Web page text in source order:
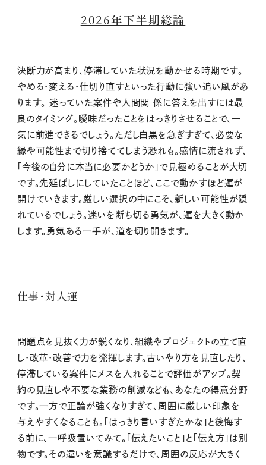
2026年下半期総論
決断力が高まり、停滞していた状況を動かせる時期です。
やめる・変える・仕切り直すといった行動に強い追い風があ
ります。 迷っていた案件や人間関 係に答えを出すには最
良のタイミング。曖昧だったことをはっきりさせることで、一
気に前進できるでしょう。ただし白黒を急ぎすぎて、必要な
縁や可能性まで切り捨ててしまう恐れも。感情に流されず、
「今後の自分に本当に必要かどうか」で見極めることが大切
です。先延ばしにしていたことほど、ここで動かすほど運が
開けていきます。厳しい選択の中にこそ、新しい可能性が隠
れているでしょう。迷いを断ち切る勇気が、運を大きく動か
します。勇気ある一手が、道を切り開きます。
仕事・対人運
問題点を見抜く力が鋭くなり、組織やプロジェクトの立て直
し・改革・改善で力を発揮します。古いやり方を見直したり、
停滞している案件にメスを入れることで評価がアップ。契
約の見直しや不要な業務の削減なども、あなたの得意分野
です。一方で正論が強くなりすぎて、周囲に厳しい印象を
与えやすくなることも。「はっきり言いすぎたかな」と後悔す
る前に、一呼吸置いてみて。「伝えたいこと」と「伝え方」は別
物です。その違いを意識するだけで、周囲の反応が大きく